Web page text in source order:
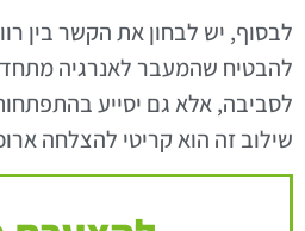
לבסוף, יש לבחון את הקשר בין
להבטיח שהמעבר לאנרגיה
לסביבה, אלא גם יסייע
שילוב זה הוא קריטי להצלחה